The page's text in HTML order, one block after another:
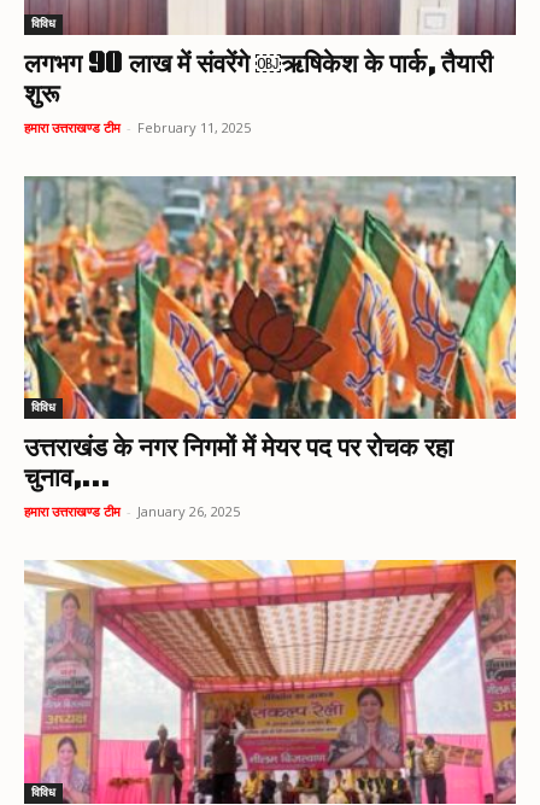
विविध
लगभग 90 लाख में संवरेंगे ￼ऋषिकेश के पार्क, तैयारी
शुरू
हमारा उत्तराखण्ड टीम - February 11, 2025
विविध
उत्तराखंड के नगर निगमों में मेयर पद पर रोचक रहा
चुनाव,...
हमारा उत्तराखण्ड टीम - January 26, 2025
विविध